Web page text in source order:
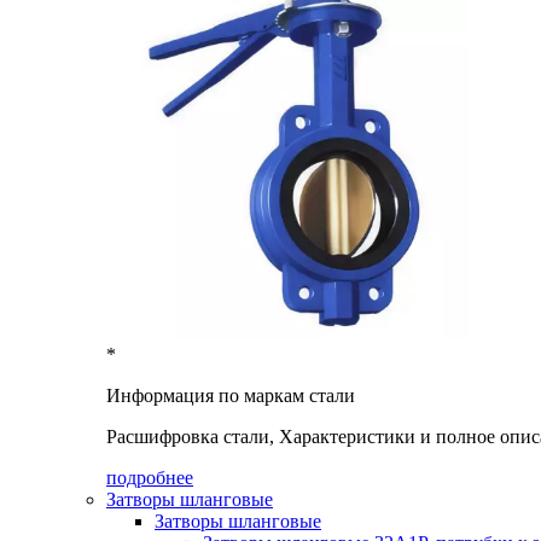
*
Информация по маркам стали
Расшифровка стали, Характеристики и полное
подробнее
Затворы шланговые
Затворы шланговые